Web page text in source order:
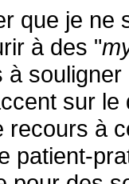
que je ne
à des "
sur
recours à
patient-